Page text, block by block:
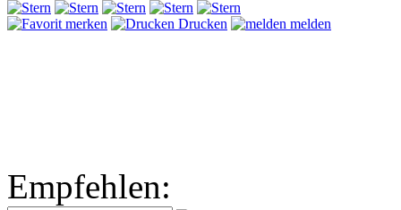
merken Drucken melden
Empfehlen: